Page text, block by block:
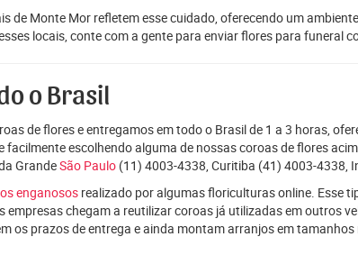
de Monte Mor refletem esse cuidado, oferecendo um
locais, conte com a gente para enviar flores para funeral
o Brasil
de flores e entregamos em todo o Brasil de 1 a 3 horas,
escolhendo alguma de nossas coroas de flores
GrandeSão Paulo (11) 4003-4338, Curitiba (41) 4003-4338,
enganosos realizado por algumas floriculturas online. Esse
chegam a reutilizar coroas já utilizadas em outros
os prazos de entrega e ainda montam arranjos em